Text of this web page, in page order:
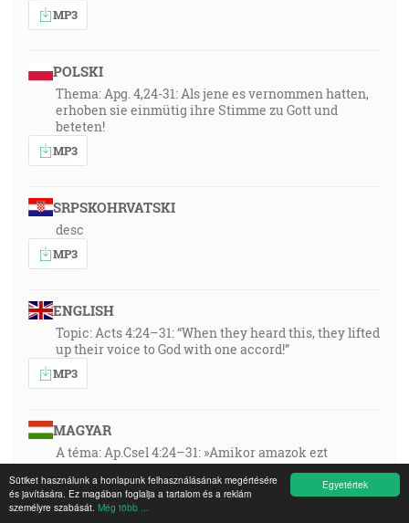
Egyetértek
Sütiket használunk a honlapunk felhasználásának megértésére
és javítására. Ez magában foglalja a tartalom és a reklám
személyre szabását. Még több ...
MP3
POLSKI
Thema: Apg. 4,24-31: Als jene es vernommen hatten,
erhoben sie einmütig ihre Stimme zu Gott und
beteten!
MP3
SRPSKOHRVATSKI
desc
MP3
ENGLISH
Topic: Acts 4:24–31: “When they heard this, they lifted
up their voice to God with one accord!”
MP3
MAGYAR
A téma: Ap.Csel 4:24–31: »Amikor amazok ezt
megértették, egyöntetűen felemelték hangjukat
Istenhez, és így imádkoztak!«
MP3